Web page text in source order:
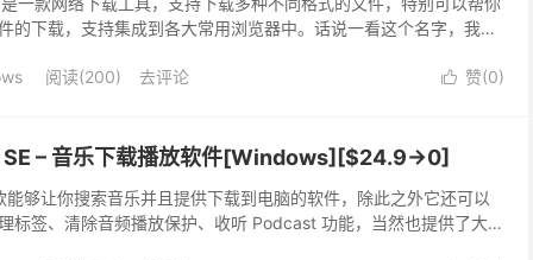
的下载，支持集成到各大常用浏览器中。话说一看这个名字，我还
 赞(0)
阅读(200) 去评论
– 音乐下载播放软件[Windows][$24.9→0]
够让你搜索音乐并且提供下载到电脑的软件，除此之外它还可以
标签、清除音频播放保护、收听 Podcast 功能，当然也提供了大量